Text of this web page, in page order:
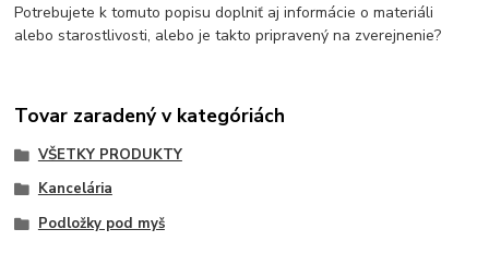
Potrebujete k tomuto popisu doplniť aj informácie o materiáli
alebo starostlivosti, alebo je takto pripravený na zverejnenie?
Tovar zaradený v kategóriách
VŠETKY PRODUKTY
Kancelária
Podložky pod myš